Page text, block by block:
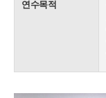
연수목적